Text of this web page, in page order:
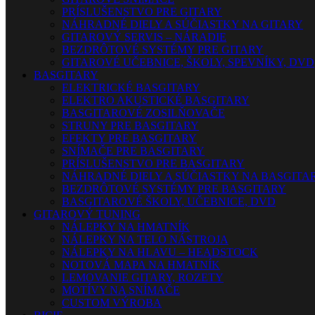
PRÍSLUŠENSTVO PRE GITARY
NÁHRADNÉ DIELY A SÚČIASTKY NA GITARY
GITAROVÝ SERVIS – NÁRADIE
BEZDRÔTOVÉ SYSTÉMY PRE GITARY
GITAROVÉ UČEBNICE, ŠKOLY, SPEVNÍKY, DVD
BASGITARY
ELEKTRICKÉ BASGITARY
ELEKTRO AKUSTICKÉ BASGITARY
BASGITAROVÉ ZOSILŇOVAČE
STRUNY PRE BASGITARY
EFEKTY PRE BASGITARY
SNÍMAČE PRE BASGITARY
PRÍSLUŠENSTVO PRE BASGITARY
NÁHRADNÉ DIELY A SÚČIASTKY NA
BEZDRÔTOVÉ SYSTÉMY PRE BASGITARY
BASGITAROVÉ ŠKOLY, UČEBNICE, DVD
GITAROVÝ TUNING
NÁLEPKY NA HMATNÍK
NÁLEPKY NA TELO NÁSTROJA
NÁLEPKY NA HLAVU – HEADSTOCK
NOTOVÁ MAPA NA HMATNÍK
LEMOVANIE GITARY, ROZETY
MOTÍVY NA SNÍMAČE
CUSTOM VÝROBA